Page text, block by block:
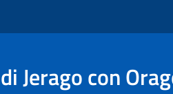
Jerago con